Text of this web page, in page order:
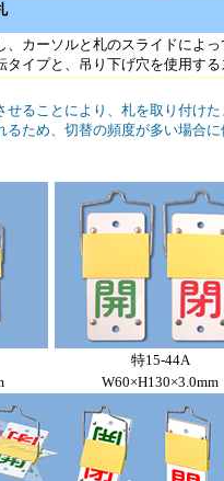
、カーソルと札のスライドによ
タイプと、吊り下げ穴を使用す
せることにより、札を取り付け
るため、切替の頻度が多い場合
特15-44A
W60×H130×3.0mm